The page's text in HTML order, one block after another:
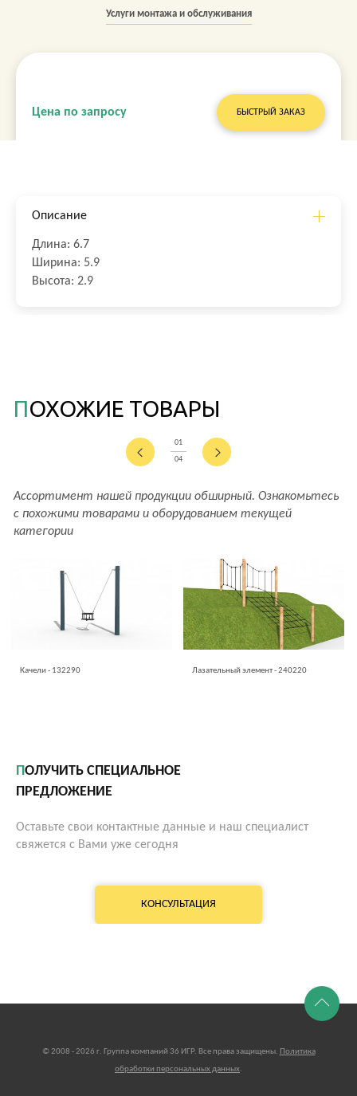
Услуги монтажа и обслуживания
Цена по запросу БЫСТРЫЙ ЗАКАЗ
Описание
Длина: 6.7
Ширина: 5.9
Высота: 2.9
ПОХОЖИЕ ТОВАРЫ
Ассортимент нашей продукции обширный. Ознакомьтесь
с похожими товарами и оборудованием текущей
категории
01
04
Качели - 132290 Лазательный элемент - 240220
ПОЛУЧИТЬ СПЕЦИАЛЬНОЕ
ПРЕДЛОЖЕНИЕ
Оставьте свои контактные данные и наш специалист
свяжется с Вами уже сегодня
КОНСУЛЬТАЦИЯ
© 2008 - 2026 г. Группа компаний 36 ИГР. Все права защищены. Политика
обработки персональных данных.